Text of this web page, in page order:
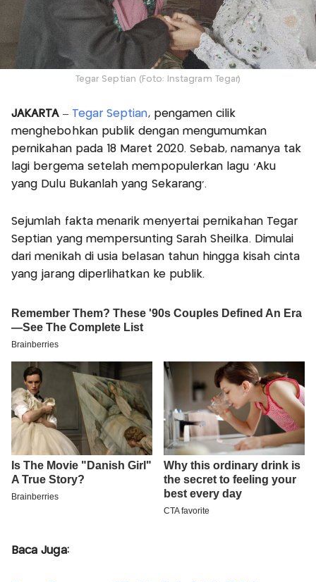
Tegar Septian (Foto: Instagram Tegar)
JAKARTA– Tegar Septian, pengamen cilik
menghebohkan publik dengan mengumumkan
pernikahan pada 18 Maret 2020. Sebab, namanya tak
lagi bergema setelah mempopulerkan lagu ‘Aku
yang Dulu Bukanlah yang Sekarang’.
Sejumlah fakta menarik menyertai pernikahan Tegar
Septian yang mempersunting Sarah Sheilka. Dimulai
dari menikah di usia belasan tahun hingga kisah cinta
yang jarang diperlihatkan ke publik.
Baca Juga: